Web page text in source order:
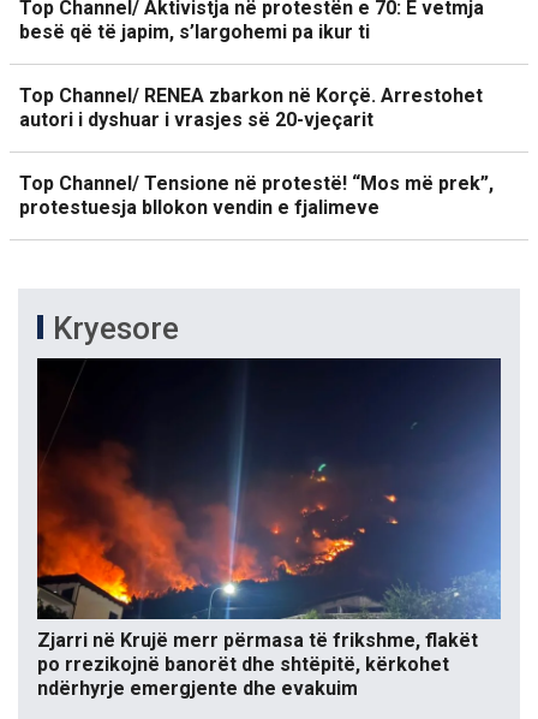
Top Channel/ Aktivistja në protestën e 70: E vetmja
besë që të japim, s’largohemi pa ikur ti
Top Channel/ RENEA zbarkon në Korçë. Arrestohet
autori i dyshuar i vrasjes së 20-vjeçarit
Top Channel/ Tensione në protestë! “Mos më prek”,
protestuesja bllokon vendin e fjalimeve
Kryesore
Zjarri në Krujë merr përmasa të frikshme, flakët
po rrezikojnë banorët dhe shtëpitë, kërkohet
ndërhyrje emergjente dhe evakuim